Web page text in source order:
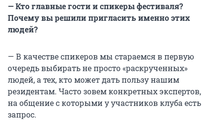
— Кто главные гости и спикеры фестиваля?
Почему вы решили пригласить именно этих
людей?
— В качестве спикеров мы стараемся в первую
очередь выбирать не просто «раскрученных»
людей, а тех, кто может дать пользу нашим
резидентам. Часто зовем конкретных экспертов,
на общение с которыми у участников клуба есть
запрос.